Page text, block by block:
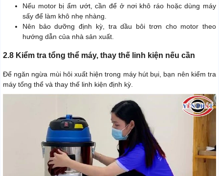
Nếu motor bị ẩm ướt, cần để ở nơi khô ráo hoặc dùng máy
sấy để làm khô nhẹ nhàng.
Nên bảo dưỡng định kỳ, tra dầu bôi trơn cho motor theo
hướng dẫn của nhà sản xuất.
2.8 Kiểm tra tổng thể máy, thay thế linh kiện nếu cần
Để ngăn ngừa mùi hôi xuất hiện trong máy hút bụi, bạn nên kiểm tra
máy tổng thể và thay thế linh kiện định kỳ.